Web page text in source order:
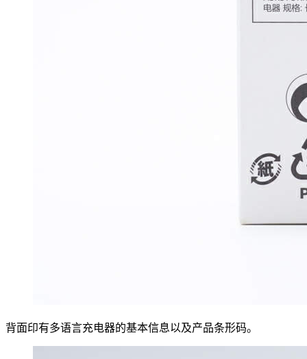
背面印有多语言充电器的基本信息以及产品条形码。